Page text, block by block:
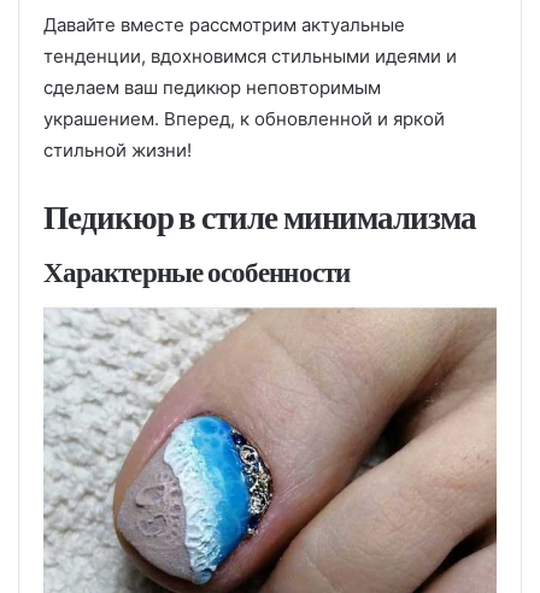
Давайте вместе рассмотрим актуальные
тенденции, вдохновимся стильными идеями и
сделаем ваш педикюр неповторимым
украшением. Вперед, к обновленной и яркой
стильной жизни!
Педикюр в стиле минимализма
Характерные особенности